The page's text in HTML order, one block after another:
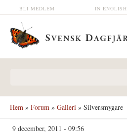
Hoppa till huvudinnehåll IN ENGLISH
BLI MEDLEM
Hem » Forum » Galleri » Silversmygare
9 december, 2011 - 09:56